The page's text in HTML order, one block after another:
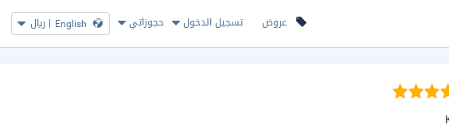
عروض تسجيل الدخول حجوزاتي English
| ريال